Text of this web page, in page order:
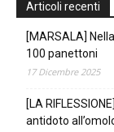
Articoli recenti
[MARSALA]
100 panettoni
17 Dicembre 2025
[LA
antidoto